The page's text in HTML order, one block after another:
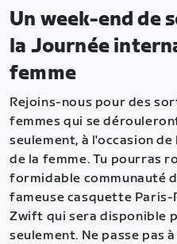
Un week-end de
la Journée
femme
Rejoins-nous pour des
femmes qui se
seulement, à l'occasion
de la femme. Tu pourras
formidable communauté
fameuse casquette Paris-
Zwift qui sera disponible
seulement. Ne passe pas